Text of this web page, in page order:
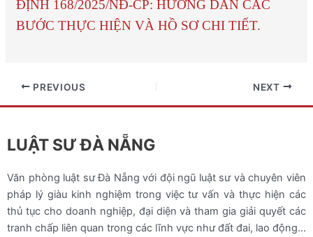
ĐỊNH 168/2025/NĐ-CP: HƯỚNG DẪN CÁC
BƯỚC THỰC HIỆN VÀ HỒ SƠ CHI TIẾT.
PREVIOUS NEXT
LUẬT SƯ ĐÀ NẴNG
Văn phòng luật sư Đà Nẵng với đội ngũ luật sư và chuyên viên
pháp lý giàu kinh nghiệm trong việc tư vấn và thực hiện các
thủ tục cho doanh nghiệp, đại diện và tham gia giải quyết các
tranh chấp liên quan trong các lĩnh vực như đất đai, lao động…